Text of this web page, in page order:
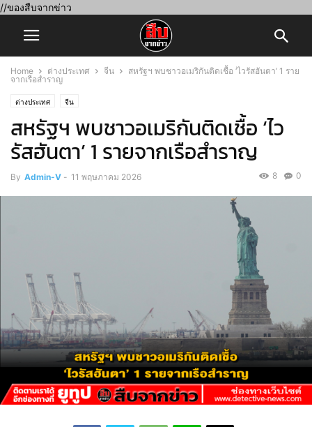
//ของสืบจากข่าว
Home ต่างประเทศ จีน
สหรัฐฯ พบชาวอเมริกันติดเชื้อ ‘ไวรัสฮันตา’ 1 ราย
จากเรือสำราญ
ต่างประเทศ จีน
สหรัฐฯ พบชาวอเมริกันติดเชื้อ ‘ไว
รัสฮันตา’ 1 รายจากเรือสำราญ
By Admin-V - 11 พฤษภาคม 2026 0
8